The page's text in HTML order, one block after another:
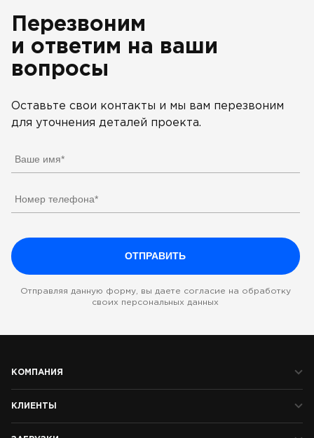
Перезвоним
и ответим на ваши
вопросы
Оставьте свои контакты и мы вам перезвоним
для уточнения деталей проекта.
Отправляя данную форму, вы даете согласие на обработку
своих персональных данных
КОМПАНИЯ
КЛИЕНТЫ